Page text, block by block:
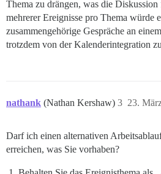
Thema zu drängen, was die
mehrerer Ereignisse pro Thema würde
zusammengehörige Gespräche an
trotzdem von der Kalenderintegration
nathank (Nathan Kershaw) 23.
3
Darf ich einen alternativen
erreichen, was Sie vorhaben?